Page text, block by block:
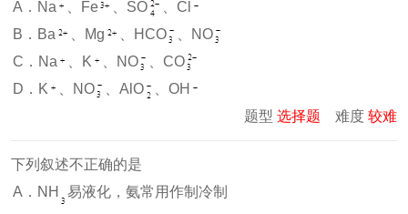
A．Na
、Fe 、SO
、Cl
B．Ba
、Mg 、HCO
、NO
C．Na
、K 、NO
、CO
D．K
、NO 、AlO
、OH
题型 选择题 难度 较难
下列叙述不正确的是
A．NH
易液化，氨常用作制冷制